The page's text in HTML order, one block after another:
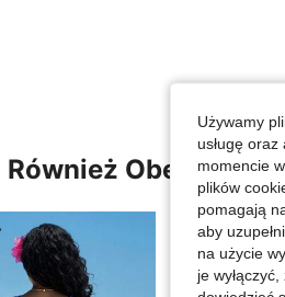
Obejrzeli
Używamy
usługę
momencie
plików
pomagają
aby
na użycie
je